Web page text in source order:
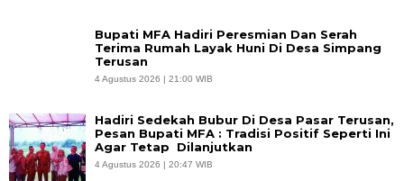
Bupati MFA Hadiri Peresmian Dan Serah
Terima Rumah Layak Huni Di Desa Simpang
Terusan
4 Agustus 2026 | 21:00 WIB
Hadiri Sedekah Bubur Di Desa Pasar Terusan,
Pesan Bupati MFA : Tradisi Positif Seperti Ini
Agar Tetap Dilanjutkan
4 Agustus 2026 | 20:47 WIB